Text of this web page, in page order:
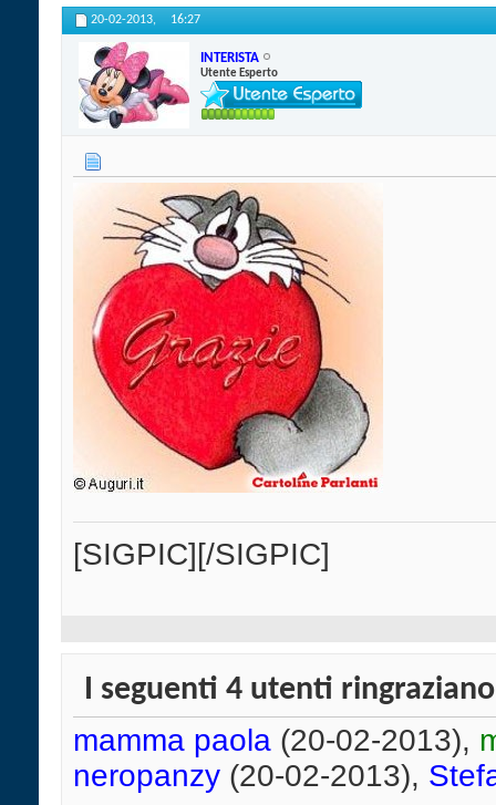
20-02-2013, 16:27
INTERISTA
Utente Esperto
[SIGPIC][/SIGPIC]
I seguenti 4 utenti
mamma paola (20-02-2013),
neropanzy (20-02-2013),